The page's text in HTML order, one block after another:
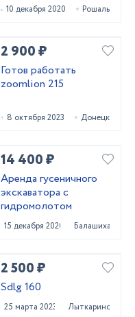
10 декабря 2020 Рошаль
2 900 ₽
Готов работать
zoomlion 215
8 октября 2023 Донецк
14 400 ₽
Аренда гусеничного
экскаватора с
гидромолотом
15 декабря 2020 Балашиха
2 500 ₽
Sdlg 160
25 марта 2023 Лыткарино